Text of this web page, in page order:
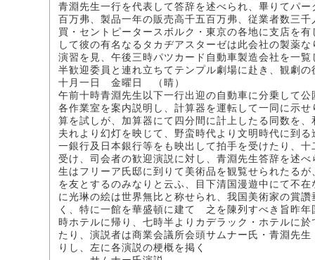
青淵先生一行を代表して答辞を述べられ、畢りてパ
百万弗、製品一年の販売高千五百万弗、従業者数三
買・セントピータースボルク・東京の各地に支店を
して彼の有名なるタカヂアスターゼは此会社の製薬
演習を見、午後三時パツカード自動車製造会社を一
半歓迎委員と連れ立ちてテンプル劇場に赴き、観劇の
十月一日 金曜日 （晴）
午前十時青淵先生以下一行出迎の自動車に分乗して
各作業室を案内説明し、計算器を運転して一同に示
算を試しが、加算器にて四分間に計上したる同数を
夫れより幻灯を映じて、野蛮時代より文明時代に到
一銀行及日本銀行等をも映出して拍手を受けたり、
受け、司会者の歓迎演説に対し、青淵先生答辞を述
生はフリーア氏邸に到りて美術品を観覧せられたる
を友とするのみなりと云ふ、目下清国漫遊中にて不
に光琳の絵は世界無比と称せられ、我国美術家の賞
く、特に一館を華盛頓に建てゝ之を陳列すべき旨昨
時ホテルに帰り、七時半よりカデラック・ホテルに
たり、演説者は商業会議所会頭サムナー氏・青淵先
りし、左に各演説の梗概を掲く